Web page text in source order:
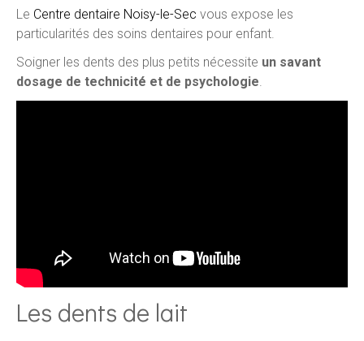
Le Centre dentaire Noisy-le-Sec vous expose les
particularités des soins dentaires pour enfant.
Soigner les dents des plus petits nécessite un savant
dosage de technicité et de psychologie.
Les dents de lait